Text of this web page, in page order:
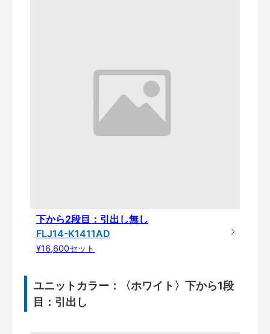
下から2段目：引出し無し
FLJ14-K1411AD
¥16,600セット
ユニットカラー：〈ホワイト〉下から1段
目：引出し